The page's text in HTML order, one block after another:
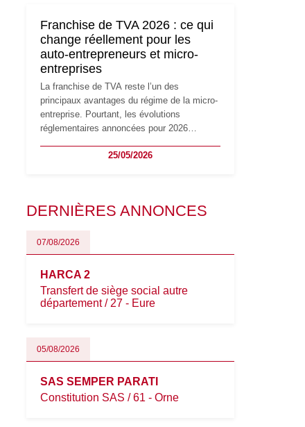
réglementaire plus exigeant. Décryptage des
principaux changements et des précautions
à prendre pour éviter les mauvaises
surprises.
Franchise de TVA 2026 : ce qui
change réellement pour les
auto-entrepreneurs et micro-
entreprises
La franchise de TVA reste l’un des
principaux avantages du régime de la micro-
entreprise. Pourtant, les évolutions
réglementaires annoncées pour 2026
les auto-entrepreneurs, artisans et
évoluent dans un contexte de contrôle
oblige les indépendants à rester
particulièrement vigilants.
25/05/2026
DERNIÈRES ANNONCES
07/08/2026
HARCA 2
Transfert de siège social autre
département / 27 - Eure
05/08/2026
SAS SEMPER PARATI
Constitution SAS / 61 - Orne